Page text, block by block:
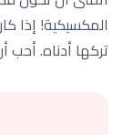
المكسيكية! إذا
تركها أدناه.